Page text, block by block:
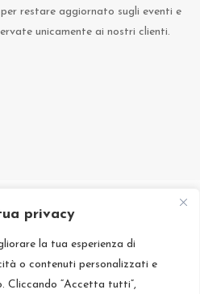
privacy
la tua esperienza di
o contenuti personalizzati e
Cliccando “Accetta tutti”,
restare aggiornato sugli eventi e
unicamente ai nostri clienti.
TRATTORIA BAR SRL
17, 71013, San Giovanni Rotondo